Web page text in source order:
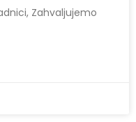
Zahvaljujemo